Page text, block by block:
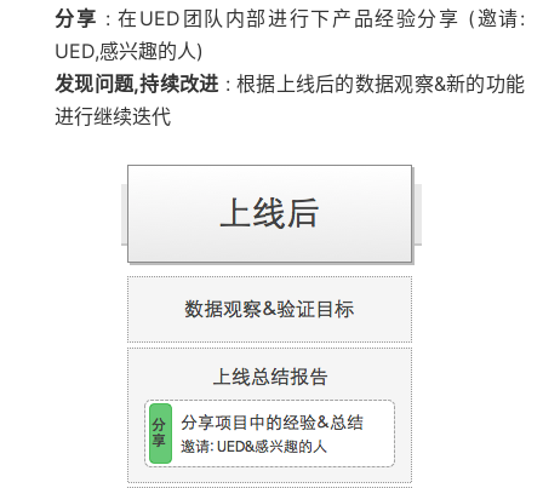
分享 : 在UED团队内部进行下产品经验分享 (邀请:
UED,感兴趣的人)
发现问题,持续改进 : 根据上线后的数据观察&新的功能
进行继续迭代